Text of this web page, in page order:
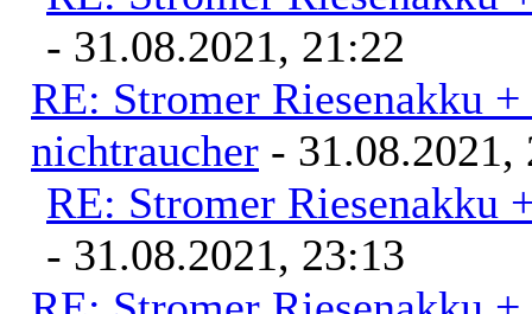
- 31.08.2021, 21:22
RE: Stromer Riesenakku
nichtraucher - 31.08.2021,
RE: Stromer Riesenakku
- 31.08.2021, 23:13